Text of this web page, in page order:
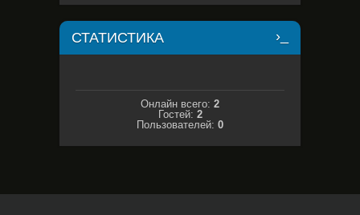
СТАТИСТИКА
Онлайн всего: 2
Гостей: 2
Пользователей: 0